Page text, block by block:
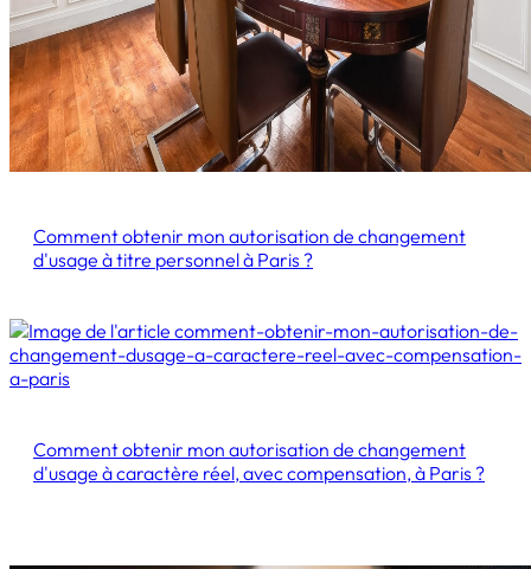
Comment obtenir mon autorisation de changement
d'usage à titre personnel à Paris ?
Comment obtenir mon autorisation de changement
d'usage à caractère réel, avec compensation, à Paris ?